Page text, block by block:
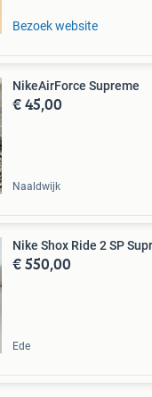
Bezoek website
NikeAirForce Supreme
€ 45,00
Naaldwijk
Nike Shox Ride 2 SP
€ 550,00
Ede